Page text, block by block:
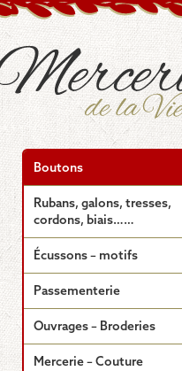
Boutons
Rubans, galons, tresses,
cordons, biais……
Écussons – motifs
Passementerie
Ouvrages – Broderies
Mercerie – Couture